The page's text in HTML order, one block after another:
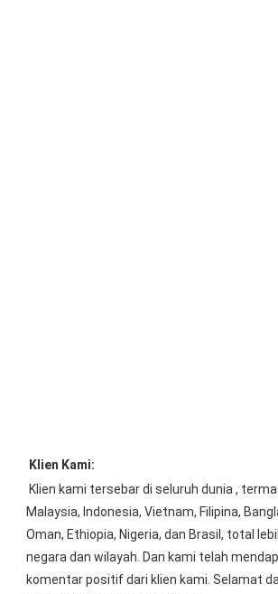
Klien Kami:
Klien kami tersebar di seluruh dunia ,
Malaysia, Indonesia, Vietnam, Filipina,
Oman, Ethiopia, Nigeria, dan Brasil, total
negara dan wilayah. Dan kami telah
komentar positif dari klien kami. Selamat